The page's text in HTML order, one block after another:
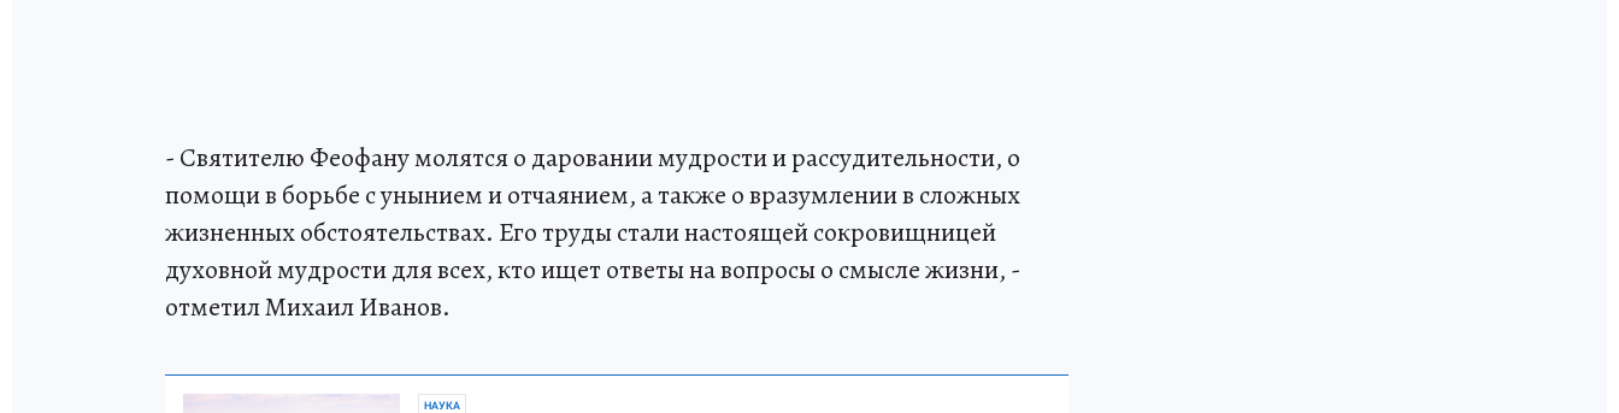
- Святителю Феофану молятся о даровании мудрости и рассудительности, о
помощи в борьбе с унынием и отчаянием, а также о вразумлении в сложных
жизненных обстоятельствах. Его труды стали настоящей сокровищницей
духовной мудрости для всех, кто ищет ответы на вопросы о смысле жизни, -
отметил Михаил Иванов.
НАУКА